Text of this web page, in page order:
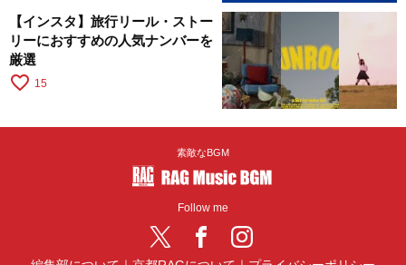
【インスタ】旅行リール・ストー
リーにおすすめの人気ナンバーを
厳選
favorite_border 15
素敵なBGM
Follow me